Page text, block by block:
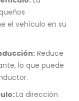
el vehículo en su
Reduce
lo que puede
La dirección